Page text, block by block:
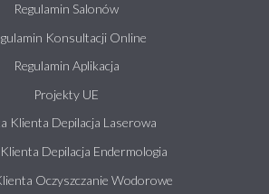
Regulamin Salonów
Konsultacji Online
Regulamin Aplikacja
Projekty UE
Klienta Depilacja Laserowa
Depilacja Endermologia
Oczyszczanie Wodorowe